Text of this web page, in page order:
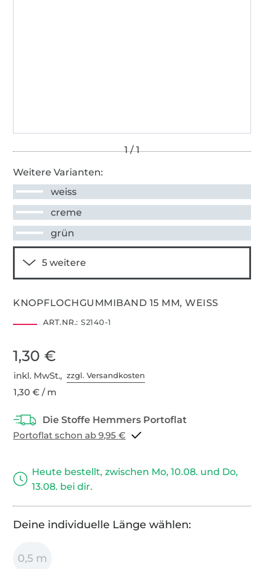
Weitere Varianten:
weiss
creme
grün
KNOPFLOCHGUMMIBAND 15 MM, WEISS
ART.NR.: S2140-1
1,30 €
inkl. MwSt.,zzgl. Versandkosten
1,30 € / m
Portoflat schon ab 9,95 €
Heute bestellt, zwischen Mo, 10.08. und Do,
13.08. bei dir.
Deine individuelle Länge wählen:
0,5 m